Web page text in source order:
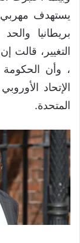
يستهدف
بريطانيا
التغيير، قالت
، وأن
الإتحاد
المتحدة.